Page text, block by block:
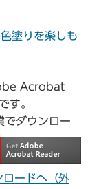
塗りを楽しも
Acrobat
す。
ダウンロー
ードへ（外